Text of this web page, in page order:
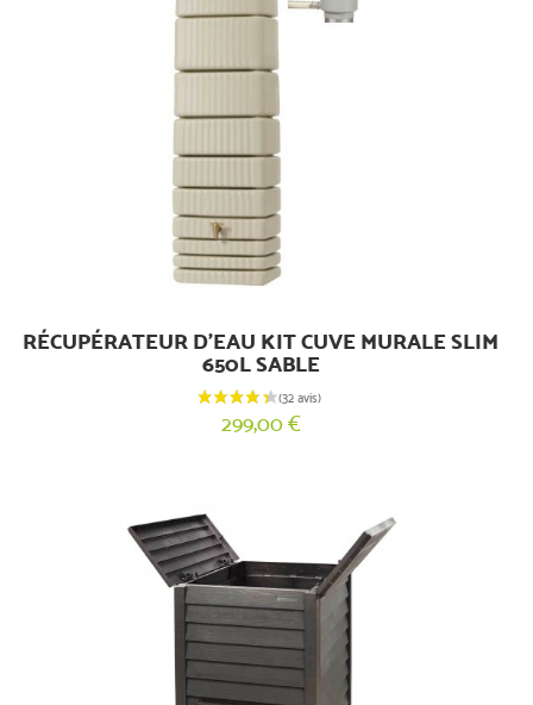
RÉCUPÉRATEUR D'EAU KIT CUVE MURALE SLIM
650L SABLE
299,00 €